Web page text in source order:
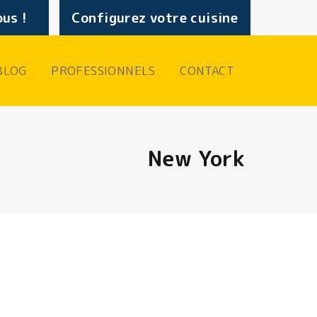
! Configurez votre cuisine
PROFESSIONNELS CONTACT
New York